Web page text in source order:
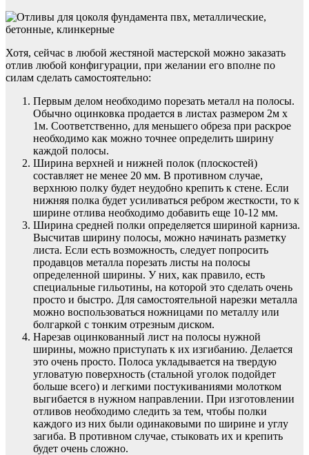
Хотя, сейчас в любой жестяной мастерской можно заказать
отлив любой конфигурации, при желании его вполне по
силам сделать самостоятельно:
Первым делом необходимо порезать металл на полосы.
Обычно оцинковка продается в листах размером 2м х
1м. Соответственно, для меньшего обреза при раскрое
необходимо как можно точнее определить ширину
каждой полосы.
Ширина верхней и нижней полок (плоскостей)
составляет не менее 20 мм. В противном случае,
верхнюю полку будет неудобно крепить к стене. Если
нижняя полка будет усиливаться ребром жесткости, то к
ширине отлива необходимо добавить еще 10-12 мм.
Ширина средней полки определяется шириной карниза.
Высчитав ширину полосы, можно начинать разметку
листа. Если есть возможность, следует попросить
продавцов металла порезать листы на полосы
определенной ширины. У них, как правило, есть
специальные гильотины, на которой это сделать очень
просто и быстро. Для самостоятельной нарезки металла
можно воспользоваться ножницами по металлу или
болгаркой с тонким отрезным диском.
Нарезав оцинкованный лист на полосы нужной
ширины, можно приступать к их изгибанию. Делается
это очень просто. Полоса укладывается на твердую
угловатую поверхность (стальной уголок подойдет
больше всего) и легкими постукиваниями молотком
выгибается в нужном направлении. При изготовлении
отливов необходимо следить за тем, чтобы полки
каждого из них были одинаковыми по ширине и углу
загиба. В противном случае, стыковать их и крепить
будет очень сложно.